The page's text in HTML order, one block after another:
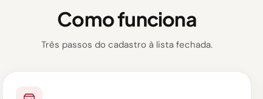
Como funciona
Três passos do cadastro à lista fechada.